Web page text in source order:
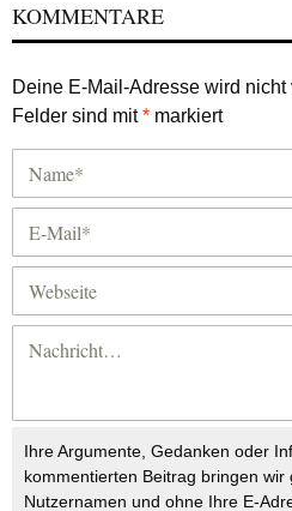
KOMMENTARE
Deine E-Mail-Adresse wird nicht
Felder sind mit* markiert
Ihre Argumente, Gedanken oder
kommentierten Beitrag bringen
Nutzernamen und ohne Ihre E-